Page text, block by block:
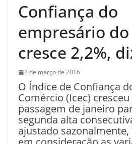
Confiança do
empresário
cresce 2,2%,
2 de março de 2016
O Índice de Confiança
Comércio (Icec) cresceu
passagem de janeiro
segunda alta
ajustado sazonalmente,